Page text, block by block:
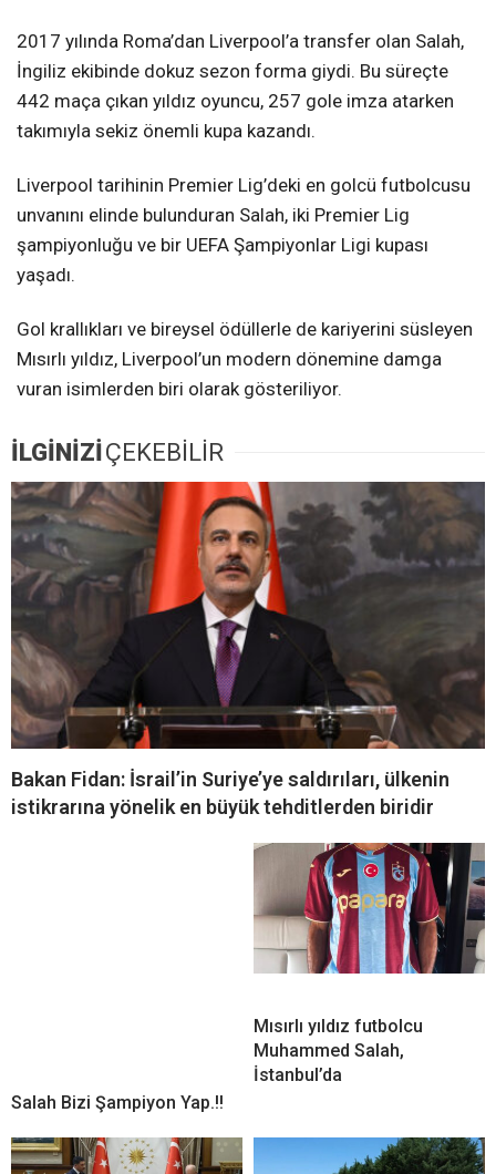
2017 yılında Roma’dan Liverpool’a transfer olan Salah,
İngiliz ekibinde dokuz sezon forma giydi. Bu süreçte
442 maça çıkan yıldız oyuncu, 257 gole imza atarken
takımıyla sekiz önemli kupa kazandı.
Liverpool tarihinin Premier Lig’deki en golcü futbolcusu
unvanını elinde bulunduran Salah, iki Premier Lig
şampiyonluğu ve bir UEFA Şampiyonlar Ligi kupası
yaşadı.
Gol krallıkları ve bireysel ödüllerle de kariyerini süsleyen
Mısırlı yıldız, Liverpool’un modern dönemine damga
vuran isimlerden biri olarak gösteriliyor.
İLGİNİZİ ÇEKEBİLİR
Bakan Fidan: İsrail’in Suriye’ye saldırıları, ülkenin
istikrarına yönelik en büyük tehditlerden biridir
Salah Bizi Şampiyon Yap.!!
Mısırlı yıldız futbolcu
Muhammed Salah,
İstanbul’da